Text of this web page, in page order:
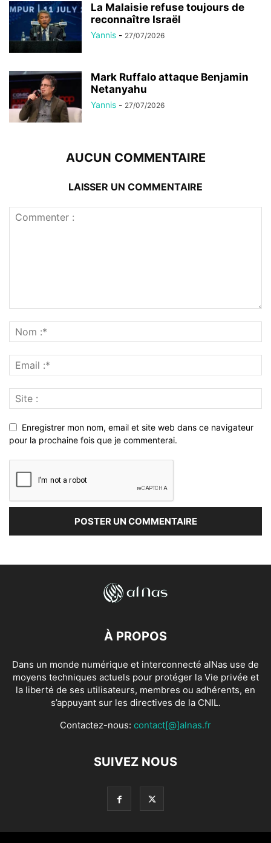
La Malaisie refuse toujours de
reconnaître Israël
Yannis - 27/07/2026
Mark Ruffalo attaque Benjamin
Netanyahu
Yannis - 27/07/2026
AUCUN COMMENTAIRE
LAISSER UN COMMENTAIRE
Enregistrer mon nom, email et site web dans ce navigateur
pour la prochaine fois que je commenterai.
À PROPOS
Dans un monde numérique et interconnecté alNas use de
moyens techniques actuels pour protéger la Vie privée et
la liberté de ses utilisateurs, membres ou adhérents, en
s’appuyant sur les directives de la CNIL.
Contactez-nous: contact[@]alnas.fr
SUIVEZ NOUS